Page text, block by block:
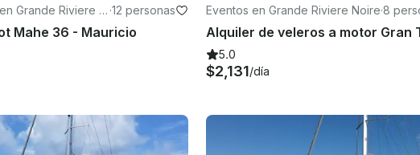
Grande Riviere N ·12 personas
Mahe 36 - Mauricio
Eventos en Grande Riviere Noire·8
5.0
$2,131/día